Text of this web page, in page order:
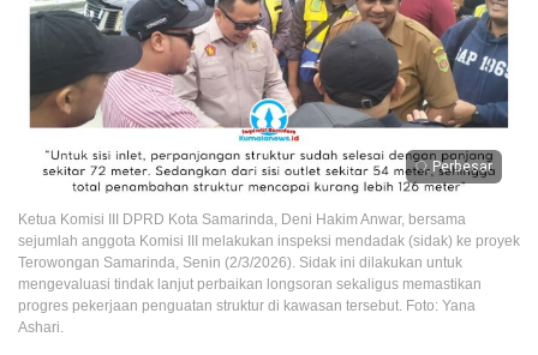
Perbesar
Ketua Komisi III DPRD Kota Samarinda, Deni Hakim Anwar, bersama
sejumlah anggota Komisi III melakukan inspeksi mendadak (sidak) ke proyek
Terowongan Samarinda, Senin (2/3/2026). Sidak ini dilakukan untuk
mengevaluasi tindak lanjut perbaikan longsoran sekaligus memastikan
progres pekerjaan penguatan struktur di kawasan tersebut. Foto: Yana
Ashari.